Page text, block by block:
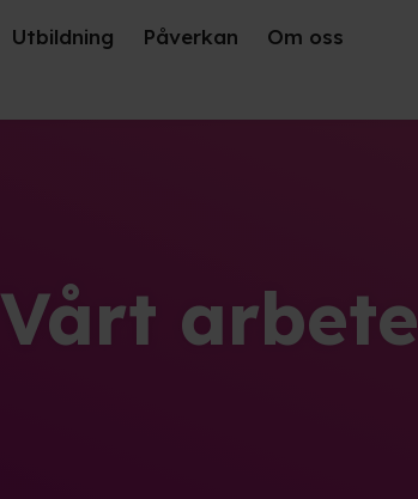
Utbildning Påverkan Om oss
Vårt arbete